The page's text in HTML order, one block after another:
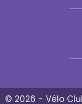
© 2026 - Vélo